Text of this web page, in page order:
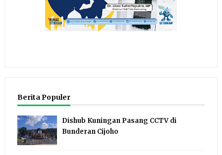
Berita Populer
Dishub Kuningan Pasang CCTV di
Bunderan Cijoho